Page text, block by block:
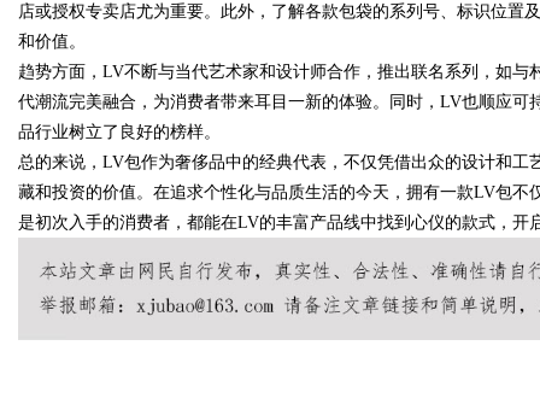
Bo
店或授权专卖店尤为重要。此外，了解各款包袋的系列号、标识位置
和价值。
趋势方面，LV不断与当代艺术家和设计师合作，推出联名系列，如
代潮流完美融合，为消费者带来耳目一新的体验。同时，LV也顺应
品行业树立了良好的榜样。
总的来说，LV包作为奢侈品中的经典代表，不仅凭借出众的设计和
藏和投资的价值。在追求个性化与品质生活的今天，拥有一款LV包
是初次入手的消费者，都能在LV的丰富产品线中找到心仪的款式，开